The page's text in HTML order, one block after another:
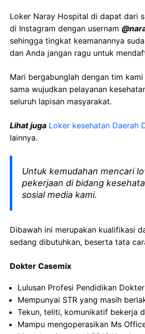
Loker Naray Hospital di dapat dari
di Instagram dengan usernam
sehingga tingkat keamanannya
dan Anda jangan ragu untuk
Mari bergabunglah dengan tim
sama wujudkan pelayanan
seluruh lapisan masyarakat.
Lihat juga Loker kesehatan Daerah
lainnya.
Untuk kemudahan mencari
pekerjaan di bidang
sosial media kami.
Dibawah ini merupakan kualifikasi
sedang dibutuhkan, beserta tata
Dokter Casemix
Lulusan Profesi Pendidikan Dokter
Mempunyai STR yang masih
Tekun, teliti, komunikatif bekerja
Mampu mengoperasikan Ms